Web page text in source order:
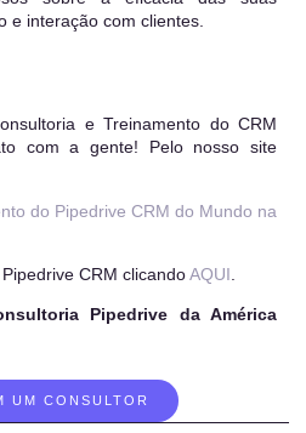
e interação com clientes.
e Treinamento do CRM
com a gente! Pelo nosso site
do Pipedrive CRM do Mundo na
CRM clicandoAQUI
Pipedrive da América
UM CONSULTOR